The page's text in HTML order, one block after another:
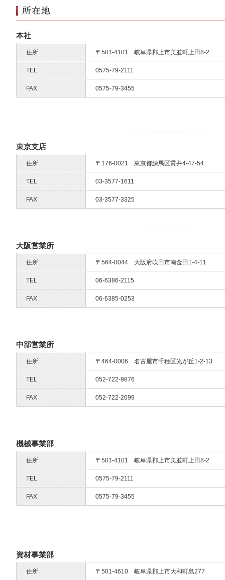
本社
住所 〒501-4101 岐阜県郡上市美並町上田8-2
TEL 0575-79-2111
FAX 0575-79-3455
東京支店
住所 〒176-0021 東京都練馬区貫井4-47-54
TEL 03-3577-1611
FAX 03-3577-3325
大阪営業所
住所 〒564-0044 大阪府吹田市南金田1-4-11
TEL 06-6386-2115
FAX 06-6385-0253
中部営業所
住所 〒464-0006 名古屋市千種区光が丘1-2-13
TEL 052-722-9876
FAX 052-722-2099
機械事業部
住所 〒501-4101 岐阜県郡上市美並町上田8-2
TEL 0575-79-2111
FAX 0575-79-3455
資材事業部
住所 〒501-4610 岐阜県郡上市大和町島277